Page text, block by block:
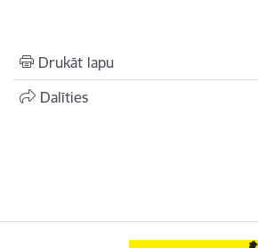
Drukāt lapu
Dalīties